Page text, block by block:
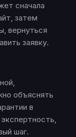
сначала
затем
вернуться
заявку.
объяснять
в
шаг.